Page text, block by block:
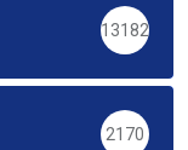
13182
2170